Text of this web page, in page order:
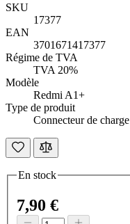
SKU
17377
EAN
3701671417377
Régime de TVA
TVA 20%
Modèle
Redmi A1+
Type de produit
Connecteur de charge
En stock
7,90 €